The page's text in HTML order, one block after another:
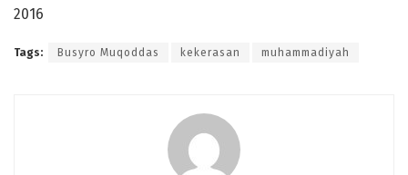
2016
Tags: Busyro Muqoddas kekerasan muhammadiyah